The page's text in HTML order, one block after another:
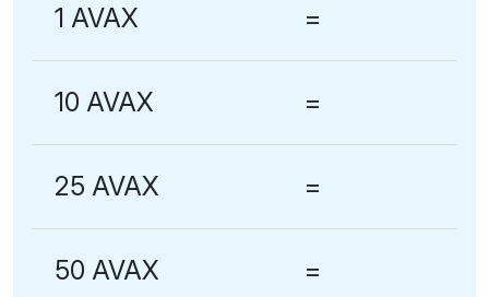
1 AVAX =
10 AVAX =
25 AVAX =
50 AVAX =